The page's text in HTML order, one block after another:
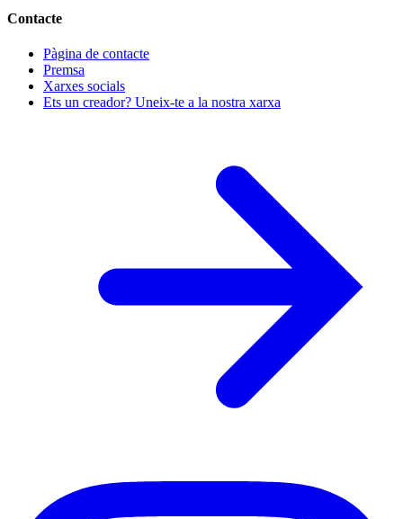
Contacte
Pàgina de contacte
Premsa
Xarxes socials
Ets un creador? Uneix-te a la nostra xarxa